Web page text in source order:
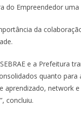
do Empreendedor
da
e a Prefeitura
quanto para
aprendizado, network
concluiu.